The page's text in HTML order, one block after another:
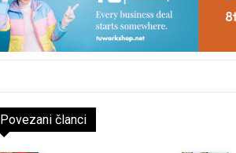
Povezani članci